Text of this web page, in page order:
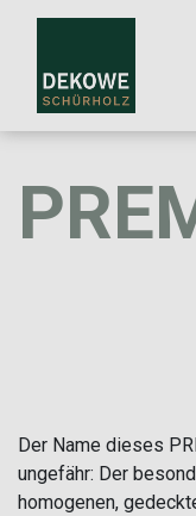
ZUM INHALT SPRINGEN
Der Name dieses
ungefähr: Der
homogenen,